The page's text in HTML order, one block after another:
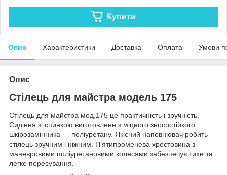
Купити
Опис Характеристики Доставка Оплата Умови
Опис
Стілець для майстра модель 175
Стілець для майстра мод.175 це практичність і зручність.
Сидіння зі спинкою виготовлене з міцного зносостійкого
шкірозамінника — поліуретану. Якісний наповнювач робить
стілець зручним і ніжним. П'ятипроменева хрестовина з
маневровими поліуретановими колесами забезпечує тихе та
легке пересування.